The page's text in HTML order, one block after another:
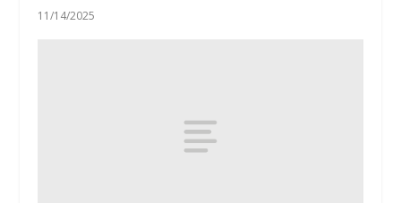
11/14/2025